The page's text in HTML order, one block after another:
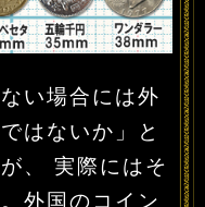
い場合には外
はないか」と
、 実際にはそ
外国のコイン